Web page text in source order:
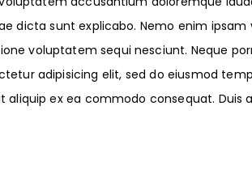
dicta sunt explicabo. Nemo enim
voluptatem sequi nesciunt. Neque
adipisicing elit, sed do eiusmod
ex ea commodo consequat. Duis